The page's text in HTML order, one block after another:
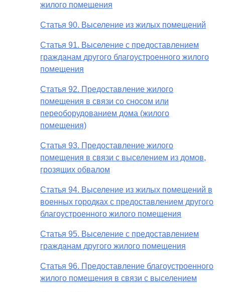
жилого помещения
Статья 90. Выселение из жилых помещений
Статья 91. Выселение с предоставлением
гражданам другого благоустроенного жилого
помещения
Статья 92. Предоставление жилого
помещения в связи со сносом или
переоборудованием дома (жилого
помещения)
Статья 93. Предоставление жилого
помещения в связи с выселением из домов,
грозящих обвалом
Статья 94. Выселение из жилых помещений в
военных городках с предоставлением другого
благоустроенного жилого помещения
Статья 95. Выселение с предоставлением
гражданам другого жилого помещения
Статья 96. Предоставление благоустроенного
жилого помещения в связи с выселением